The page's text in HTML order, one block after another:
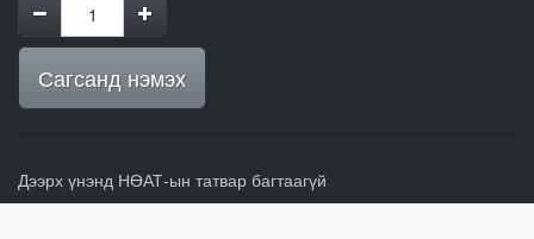
Сагсанд нэмэх
Дээрх үнэнд НӨАТ-ын татвар багтаагүй